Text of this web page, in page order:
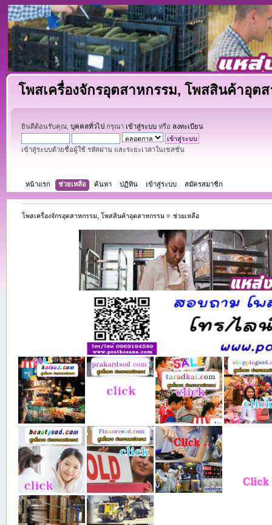
โพสเครื่องจักรอุตสาหกรรม, โพสสินค้าอุต
ยินดีต้อนรับคุณ, บุคคลทั่วไป กรุณา เข้าสู่ระบบหรือ ลงทะเบียน
เข้าสู่ระบบด้วยชื่อผู้ใช้ รหัสผ่าน และระยะเวลาในเซสชั่น
หน้าแรก ช่วยเหลือ ค้นหา ปฏิทิน เข้าสู่ระบบ สมัครสมาชิก
โพสเครื่องจักรอุตสาหกรรม, โพสสินค้าอุตสาหกรรม » ช่วยเหลือ